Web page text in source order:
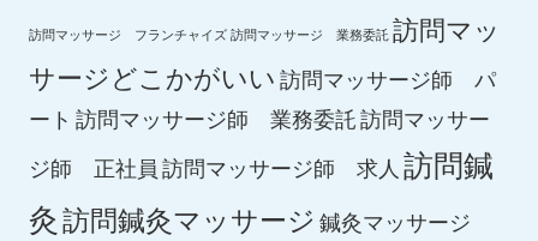
訪問マッサージ フランチャイズ 訪問マッサージ 業務委託 訪問マッ
サージどこかがいい 訪問マッサージ師 パ
ート 訪問マッサージ師 業務委託訪問マッサー
ジ師 正社員 訪問マッサージ師 求人 訪問鍼
灸訪問鍼灸マッサージ 鍼灸マッサージ